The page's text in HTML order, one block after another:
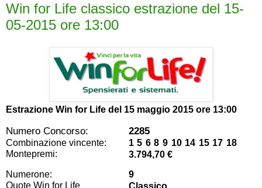
Win for Life classico estrazione del 15-
05-2015 ore 13:00
Estrazione Win for Life del 15 maggio 2015 ore 13:00
Numero Concorso: 2285
Combinazione vincente:
1 5 6 8 9 10 14 15 17 18
Montepremi:
3.794,70 €
Numerone:
9
Quote Win for Life
Classico